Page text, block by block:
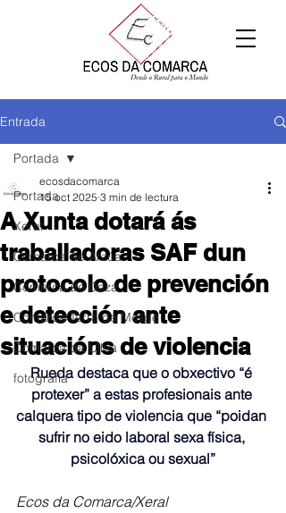
Entrada
Portada
Xeral
Comarca de Arzúa
Comarca de Deza
Comarca Terra de Melide
Comarca da Ulloa
fotografía
Portada
A Xunta dotará ás
traballadoras SAF dun
protocolo de prevención
e detección ante
situacións de violencia
ecosdacomarca
15 oct 2025 3 min de lectura
Rueda destaca que o obxectivo “é
protexer” a estas profesionais ante
calquera tipo de violencia que “poidan
sufrir no eido laboral sexa física,
psicolóxica ou sexual”
Ecos da Comarca/Xeral